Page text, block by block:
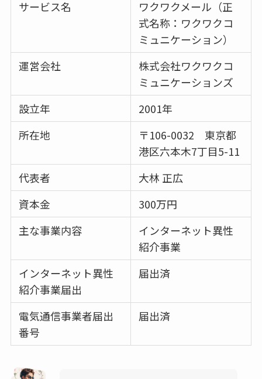
サービス名
ワクワクメール（正
式名称：ワクワクコ
ミュニケーション）
運営会社
株式会社ワクワクコ
ミュニケーションズ
設立年
2001年
所在地
〒106-0032 東京都
港区六本木7丁目5-11
代表者
大林 正広
資本金
300万円
主な事業内容
インターネット異性
紹介事業
インターネット異性
紹介事業届出
届出済
電気通信事業者届出
番号
届出済